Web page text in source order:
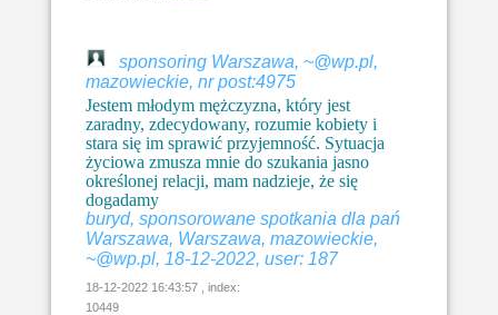
sponsoring Warszawa, ~@wp.pl,
mazowieckie, nr post:4975
Jestem młodym mężczyzna, który jest
zaradny, zdecydowany, rozumie kobiety i
stara się im sprawić przyjemność. Sytuacja
życiowa zmusza mnie do szukania jasno
określonej relacji, mam nadzieje, że się
dogadamy
buryd, sponsorowane spotkania dla pań
Warszawa, Warszawa, mazowieckie,
~@wp.pl, 18-12-2022, user: 187
18-12-2022 16:43:57 , index:
10449